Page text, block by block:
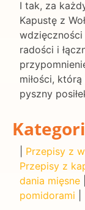
I tak, za
Kapustę z
radości i
miłości,
pyszny
Przepisy z
Przepisy z
dania mięsne
pomidorami